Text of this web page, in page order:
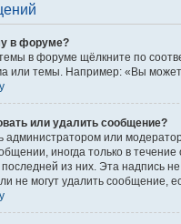
в форуме?
в форуме щёлкните по
или темы. Например: «Вы
или удалить сообщение?
администратором или
иногда только в
из них. Эта надпись
не могут удалить сообщение,